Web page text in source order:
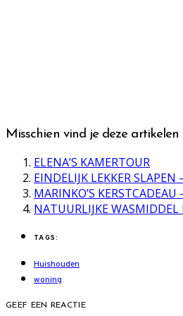
Misschien vind je deze artikelen
ELENA’S KAMERTOUR
EINDELIJK LEKKER
MARINKO’S KERSTCADEAU
NATUURLIJKE
TAGS:
Huishouden
woning
GEEF EEN REACTIE